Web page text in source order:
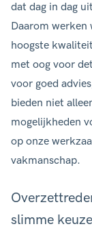
dat dag in dag
Daarom werken
hoogste
met oog voor
voor goed
bieden niet
mogelijkheden
op onze
vakmanschap.
slimme